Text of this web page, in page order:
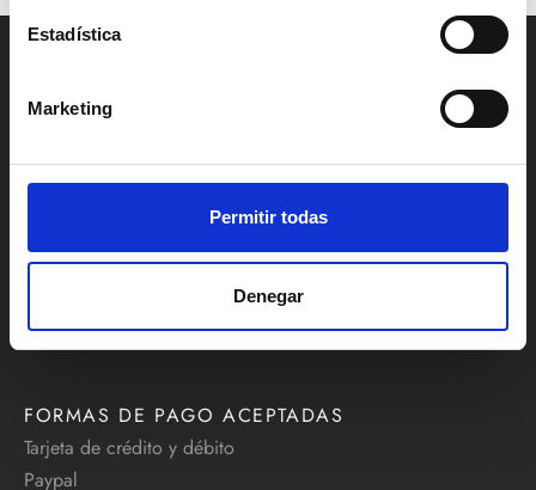
Estadística
Marketing
Permitir todas
Denegar
precios:
desde
1,50 €
hasta
La Parada de las Especias
Mercado Central de Valencia, pasillo Arquitecto Viedma
414/416, 46001 Valencia
+34 629 637 795
info@comprarespecias.net
FORMAS DE PAGO ACEPTADAS
Tarjeta de crédito y débito
Paypal